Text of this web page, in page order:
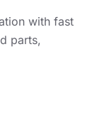
with fast
parts,